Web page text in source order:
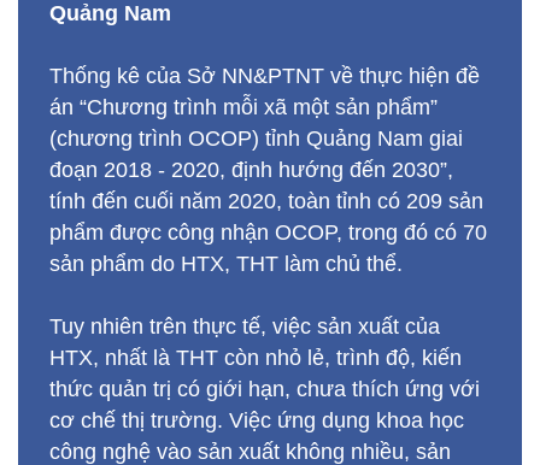
Quảng Nam
Thống kê của Sở NN&PTNT về thực hiện đề
án “Chương trình mỗi xã một sản phẩm”
(chương trình OCOP) tỉnh Quảng Nam giai
đoạn 2018 - 2020, định hướng đến 2030”,
tính đến cuối năm 2020, toàn tỉnh có 209 sản
phẩm được công nhận OCOP, trong đó có 70
sản phẩm do HTX, THT làm chủ thể.
Tuy nhiên trên thực tế, việc sản xuất của
HTX, nhất là THT còn nhỏ lẻ, trình độ, kiến
thức quản trị có giới hạn, chưa thích ứng với
cơ chế thị trường. Việc ứng dụng khoa học
công nghệ vào sản xuất không nhiều, sản